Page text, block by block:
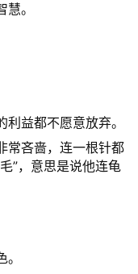
。
益都不愿意放弃。
常吝啬，连一根针都
”，意思是说他连龟